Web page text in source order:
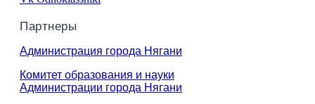
Партнеры
Администрация города Нягани
Комитет образования и науки
Администрации города Нягани